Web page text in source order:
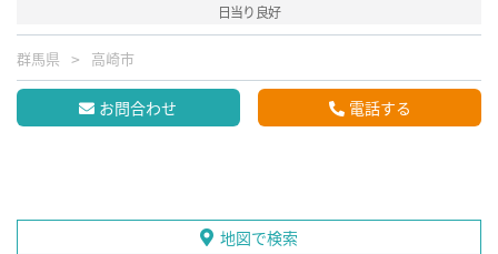
日当り良好
群馬県 高崎市
お問合わせ 電話する
地図で検索